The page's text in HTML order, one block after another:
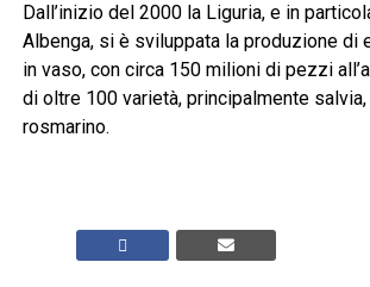
Dall’inizio del 2000 la Liguria, e in
Albenga, si è sviluppata la produzione di
in vaso, con circa 150 milioni di pezzi
di oltre 100 varietà, principalmente
rosmarino.